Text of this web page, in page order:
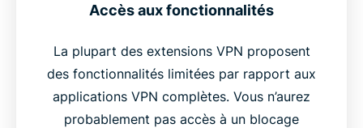
Accès aux fonctionnalités
La plupart des extensions VPN proposent
des fonctionnalités limitées par rapport aux
applications VPN complètes. Vous n’aurez
probablement pas accès à un blocage